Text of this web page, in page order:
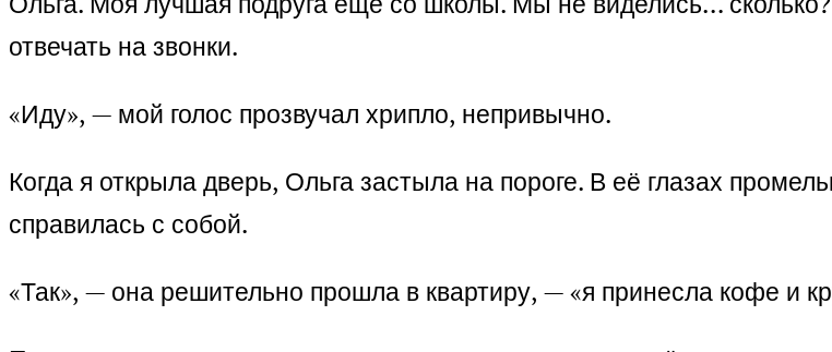
отвечать на звонки.
«Иду», — мой голос прозвучал хрипло, непривычно.
Когда я открыла дверь, Ольга застыла на пороге. В её глазах
справилась с собой.
«Так», — она решительно прошла в квартиру, — «я принесла кофе и